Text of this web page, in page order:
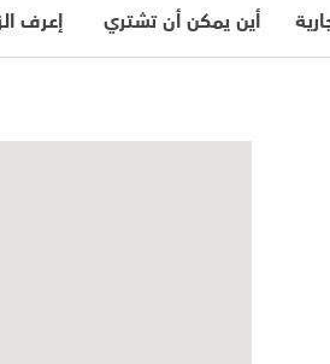
إعرف أين يمكن أن تشتري